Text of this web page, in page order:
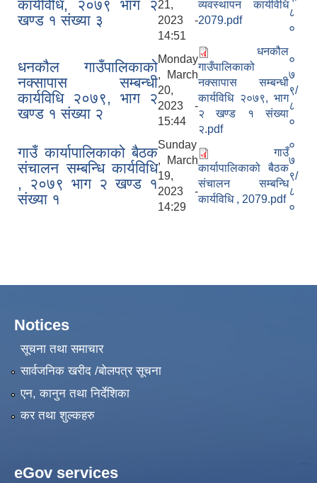
कार्यविधि, २०७९ भाग २
खण्ड १ संख्या ३
21,
2023 -
14:51
व्यवस्थापन कार्यविधि
2079.pdf
८
०
धनकौल गाउँपालिकाको
नक्सापास सम्बन्धी
कार्यविधि २०७९, भाग २
खण्ड १ संख्या २
Monday
, March
20,
2023 -
15:44
धनकौल
गाउँपालिकाको
नक्सापास सम्बन्धी
कार्यविधि २०७९, भाग
२ खण्ड १ संख्या
२.pdf
०
७
९/
८
०
गाउँ कार्यापालिकाको बैठक
संचालन सम्बन्धि कार्यविधि
, २०७९ भाग २ खण्ड १
संख्या १
Sunday
, March
19,
2023 -
14:29
गाउँ
कार्यापालिकाको बैठक
संचालन सम्बन्धि
कार्यविधि , 2079.pdf
०
७
९/
८
०
Notices
सूचना तथा समाचार
सार्वजनिक खरीद /बोलपत्र सूचना
एन, कानुन तथा निर्देशिका
कर तथा शुल्कहरु
eGov services